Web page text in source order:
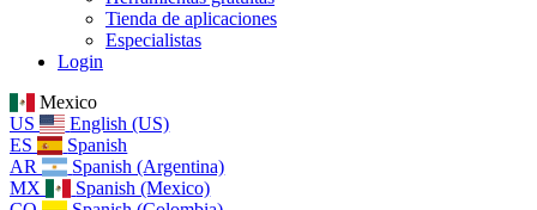
Tienda de aplicaciones
Especialistas
Login
Mexico
US
English (US)
ES
Spanish
AR
Spanish (Argentina)
MX
Spanish (Mexico)